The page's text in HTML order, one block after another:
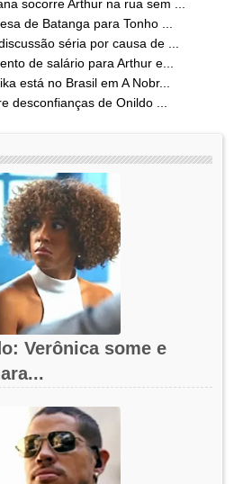
socorre Arthur na rua sem ...
de Batanga para Tonho ...
séria por causa de ...
de salário para Arthur e...
está no Brasil em A Nobr...
desconfianças de Onildo ...
Verônica some e